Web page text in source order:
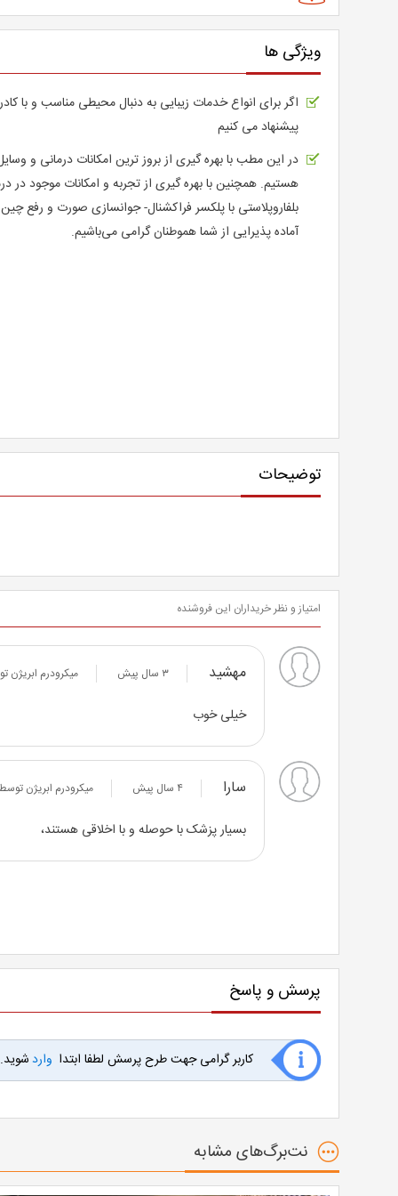
ویژگی ها
اگر برای انواع خدمات زیبایی به دنبال محیطی مناسب و
پیشنهاد می کنیم
در این مطب با بهره گیری از بروز ترین امکانات درمانی و
هستیم. همچنین با بهره گیری از تجربه و امکانات موجود در
بلفاروپلاستی با پلکسر فراکشنال- جوانسازی صورت و رفع
آماده پذیرایی از شما هموطنان گرامی می‌باشیم.
توضیحات
امتیاز و نظر خریداران این فروشنده
مهشید ۳ سال پیش میکرودرم ابریژن
خيلی خوب
سارا ۴ سال پیش میکرودرم ابریژن
بسیار پزشک با حوصله و با اخلاقی هستند،
پرسش و پاسخ
کاربر گرامی جهت طرح پرسش لطفا ابتدا واردشوید.
نت‌برگ‌های مشابه